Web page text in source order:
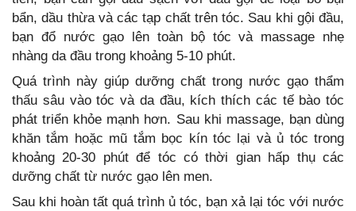
bẩn, dầu thừa và các tạp chất trên tóc. Sau khi gội đầu,
bạn đổ nước gạo lên toàn bộ tóc và massage nhẹ
nhàng da đầu trong khoảng 5-10 phút.
Quá trình này giúp dưỡng chất trong nước gạo thẩm
thấu sâu vào tóc và da đầu, kích thích các tế bào tóc
phát triển khỏe mạnh hơn. Sau khi massage, bạn dùng
khăn tắm hoặc mũ tắm bọc kín tóc lại và ủ tóc trong
khoảng 20-30 phút để tóc có thời gian hấp thụ các
dưỡng chất từ nước gạo lên men.
Sau khi hoàn tất quá trình ủ tóc, bạn xả lại tóc với nước